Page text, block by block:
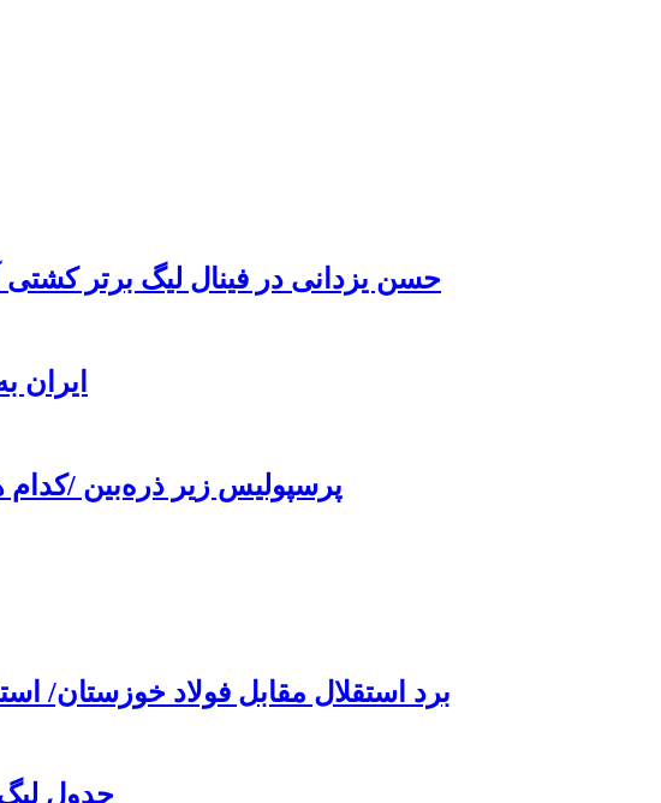
حسن یزدانی در فینال لیگ برتر کشتی
ایران
پرسپولیس زیر ذره‌بین /
برد استقلال مقابل فولاد خوزستان/
جدول